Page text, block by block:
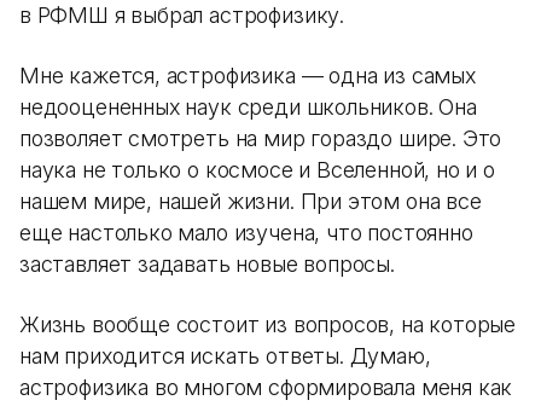
в РФМШ я выбрал астрофизику.
Мне кажется, астрофизика — одна из самых
недооцененных наук среди школьников. Она
позволяет смотреть на мир гораздо шире. Это
наука не только о космосе и Вселенной, но и о
нашем мире, нашей жизни. При этом она все
еще настолько мало изучена, что постоянно
заставляет задавать новые вопросы.
Жизнь вообще состоит из вопросов, на которые
нам приходится искать ответы. Думаю,
астрофизика во многом сформировала меня как